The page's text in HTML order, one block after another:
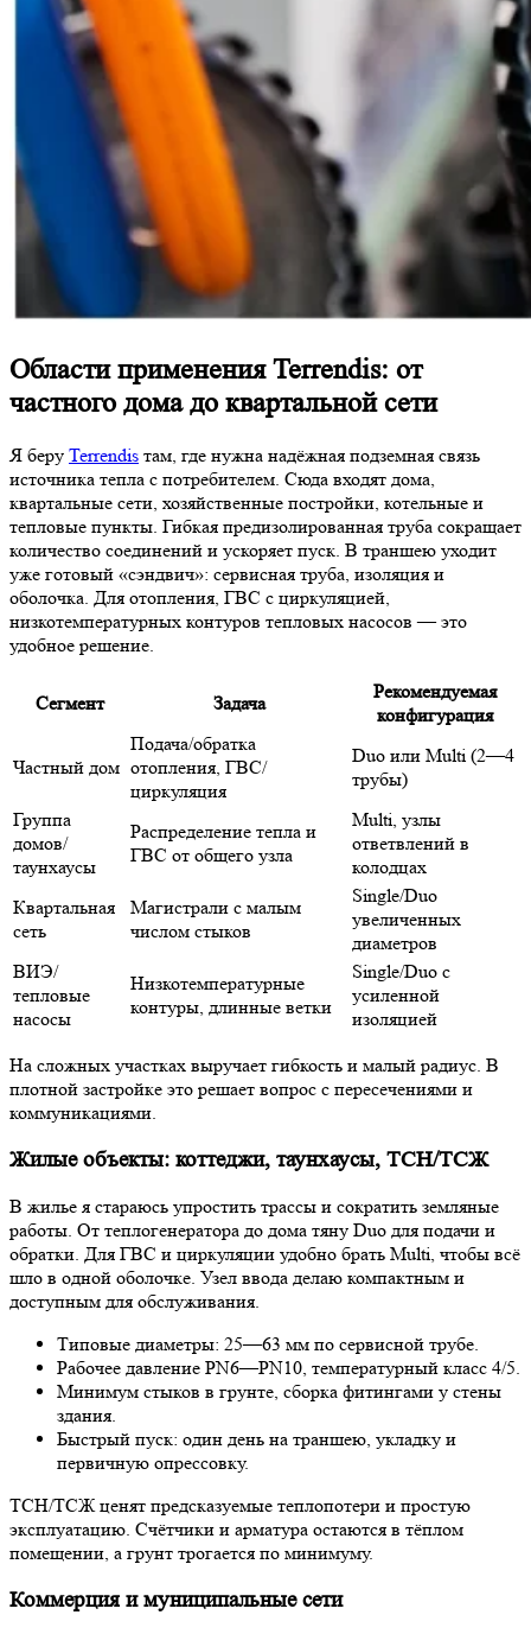
Области применения Terrendis: от
частного дома до квартальной сети
Я беру Terrendis там, где нужна надёжная подземная связь
источника тепла с потребителем. Сюда входят дома,
квартальные сети, хозяйственные постройки, котельные и
тепловые пункты. Гибкая предизолированная труба сокращает
количество соединений и ускоряет пуск. В траншею уходит
уже готовый «сэндвич»: сервисная труба, изоляция и
оболочка. Для отопления, ГВС с циркуляцией,
низкотемпературных контуров тепловых насосов — это
удобное решение.
Сегмент Задача
Рекомендуемая
конфигурация
Частный дом
Подача/обратка
отопления, ГВС/
циркуляция
Duo или Multi (2—4
трубы)
Группа
домов/
таунхаусы
Распределение тепла и
ГВС от общего узла
Multi, узлы
ответвлений в
колодцах
Квартальная
сеть
Магистрали с малым
числом стыков
Single/Duo
увеличенных
диаметров
ВИЭ/
тепловые
насосы
Низкотемпературные
контуры, длинные ветки
Single/Duo с
усиленной
изоляцией
На сложных участках выручает гибкость и малый радиус. В
плотной застройке это решает вопрос с пересечениями и
коммуникациями.
Жилые объекты: коттеджи, таунхаусы, ТСН/ТСЖ
В жилье я стараюсь упростить трассы и сократить земляные
работы. От теплогенератора до дома тяну Duo для подачи и
обратки. Для ГВС и циркуляции удобно брать Multi, чтобы всё
шло в одной оболочке. Узел ввода делаю компактным и
доступным для обслуживания.
Типовые диаметры: 25—63 мм по сервисной трубе.
Рабочее давление PN6—PN10, температурный класс 4/5.
Минимум стыков в грунте, сборка фитингами у стены
здания.
Быстрый пуск: один день на траншею, укладку и
первичную опрессовку.
ТСН/ТСЖ ценят предсказуемые теплопотери и простую
эксплуатацию. Счётчики и арматура остаются в тёплом
помещении, а грунт трогается по минимуму.
Коммерция и муниципальные сети